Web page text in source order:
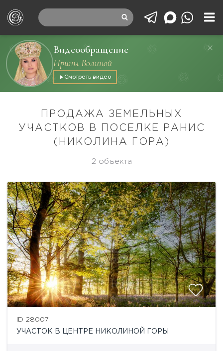
Видеообращение
Ирины Волиной
Смотреть видео
ПРОДАЖА ЗЕМЕЛЬНЫХ
УЧАСТКОВ В ПОСЕЛКЕ РАНИС
(НИКОЛИНА ГОРА)
2 объекта
ID 28007
УЧАСТОК В ЦЕНТРЕ НИКОЛИНОЙ ГОРЫ